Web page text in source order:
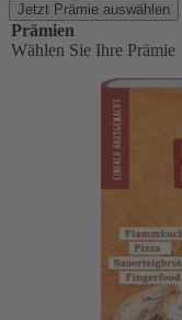
Jetzt Prämie auswählen
Prämien
Wählen Sie Ihre Prämie